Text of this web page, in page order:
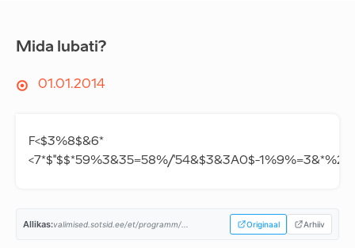
Mida lubati?
01.01.2014
F<$3%8$&6*
<7*$''$$*59%3&35=58%/'54&$3&3A0$-
Allikas:valimised.sotsid.ee/et/programm/... Originaal Arhiiv